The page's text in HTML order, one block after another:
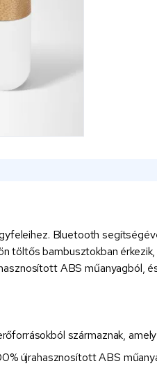
Bluetooth
töltős bambusztokban
ABS
származnak,
újrahasznosított ABS